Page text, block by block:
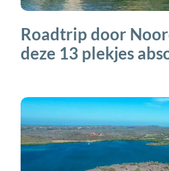
Roadtrip door
deze 13 plekjes